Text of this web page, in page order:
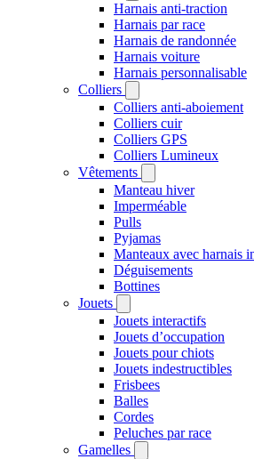
Harnais anti-traction
Harnais par race
Harnais de randonnée
Harnais voiture
Harnais personnalisable
Colliers
Colliers anti-aboiement
Colliers cuir
Colliers GPS
Colliers Lumineux
Vêtements
Manteau hiver
Imperméable
Pulls
Pyjamas
Manteaux avec harnais
Déguisements
Bottines
Jouets
Jouets interactifs
Jouets d’occupation
Jouets pour chiots
Jouets indestructibles
Frisbees
Balles
Cordes
Peluches par race
Gamelles